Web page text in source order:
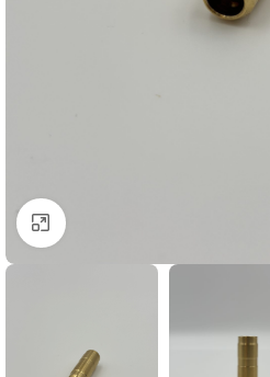
Click to enlarge